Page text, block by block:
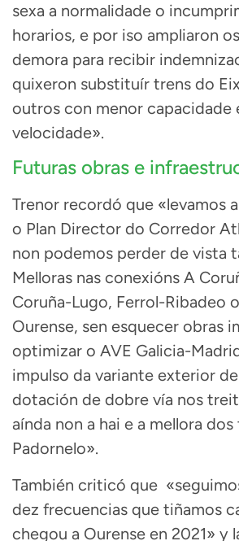
sexa a normalidade o
horarios, e por iso ampliaron
demora para recibir
quixeron substituír trens do
outros con menor capacidade
velocidade».
Futuras obras e
Trenor recordó que «levamos
o Plan Director do Corredor
non podemos perder de vista
Melloras nas conexións A
Coruña-Lugo, Ferrol-Ribadeo
Ourense, sen esquecer obras
optimizar o AVE Galicia-
impulso da variante exterior
dotación de dobre vía nos
aínda non a hai e a mellora
Padornelo».
También criticó que
dez frecuencias que tiñamos
chegou a Ourense en 2021» y